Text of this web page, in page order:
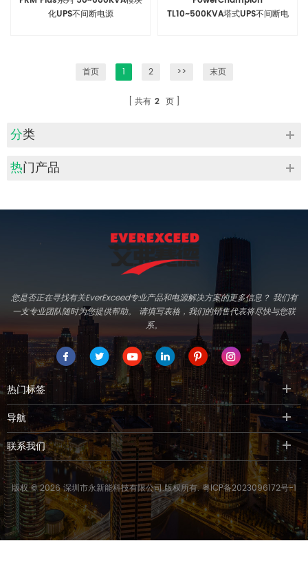
化UPS不间断电源
TL10~500KVA塔式UPS不间断电
首页 1 2 >> 末页
共有 2 页
分类
热门产品
您是否正在寻找有关EverExceed专业产品和电源解决方案的更多信息？ 我们有
一支专业团队随时为您提供帮助。 请填写表格，我们的销售代表将尽快与您联
系。
热门标签
导航
联系我们
版权 © 2026 深圳市永新能科技有限公司.版权所有.粤ICP备2023096172号-1